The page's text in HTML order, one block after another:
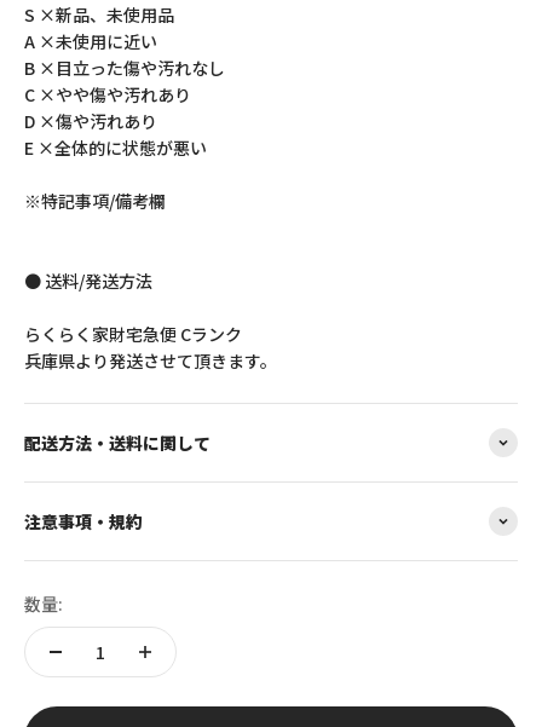
S ×新品、未使用品
A ×未使用に近い
B ×目立った傷や汚れなし
C ×やや傷や汚れあり
D ×傷や汚れあり
E ×全体的に状態が悪い
※特記事項/備考欄
● 送料/発送方法
らくらく家財宅急便 Cランク
兵庫県より発送させて頂きます。
配送方法・送料に関して
注意事項・規約
数量: